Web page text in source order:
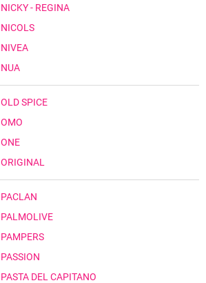
NICKY - REGINA
NICOLS
NIVEA
NUA
OLD SPICE
OMO
ONE
ORIGINAL
PACLAN
PALMOLIVE
PAMPERS
PASSION
PASTA DEL CAPITANO